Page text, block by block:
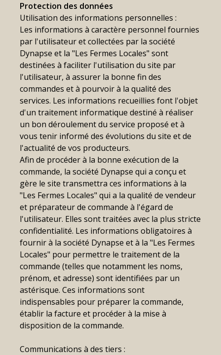
Protection des données
Utilisation des informations personnelles :
Les informations à caractère personnel fournies
par l'utilisateur et collectées par la société
Dynapse et la "Les Fermes Locales" sont
destinées à faciliter l'utilisation du site par
l'utilisateur, à assurer la bonne fin des
commandes et à pourvoir à la qualité des
services. Les informations recueillies font l'objet
d'un traitement informatique destiné à réaliser
un bon déroulement du service proposé et à
vous tenir informé des évolutions du site et de
l'actualité de vos producteurs.
Afin de procéder à la bonne exécution de la
commande, la société Dynapse qui a conçu et
gère le site transmettra ces informations à la
"Les Fermes Locales" qui a la qualité de vendeur
et préparateur de commande à l'égard de
l'utilisateur. Elles sont traitées avec la plus stricte
confidentialité. Les informations obligatoires à
fournir à la société Dynapse et à la "Les Fermes
Locales" pour permettre le traitement de la
commande (telles que notamment les noms,
prénom, et adresse) sont identifiées par un
astérisque. Ces informations sont
indispensables pour préparer la commande,
établir la facture et procéder à la mise à
disposition de la commande.
Communications à des tiers :